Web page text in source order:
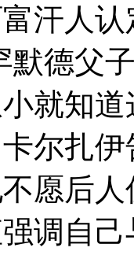
汗人
默德父
知道
尔扎
愿后
调自